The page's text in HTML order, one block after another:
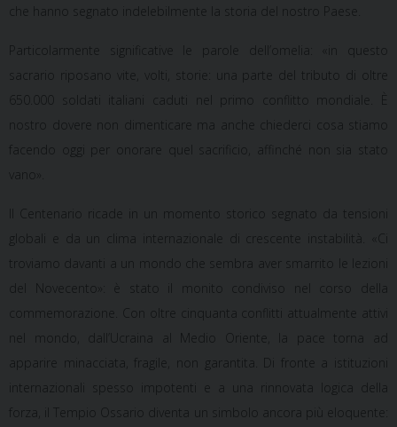
che hanno segnato indelebilmente la storia del nostro Paese.
Particolarmente significative le parole dell’omelia: «in questo
sacrario riposano
vite, volti, storie
: una parte del tributo di oltre
650.000 soldati italiani
caduti nel primo conflitto mondiale. È
nostro dovere non dimenticare ma anche chiederci cosa stiamo
facendo oggi per onorare quel sacrificio, affinché non sia stato
vano».
Il Centenario ricade in un momento storico segnato da tensioni
globali e da un
clima internazionale di crescente instabilità
troviamo davanti a un mondo che sembra aver smarrito le lezioni
del Novecento»: è stato il monito condiviso nel corso della
commemorazione. Con oltre
cinquanta conflitti attualmente attivi
nel mondo
, dall’Ucraina al Medio Oriente, la pace torna ad
apparire minacciata, fragile, non garantita . Di fronte a istituzioni
internazionali spesso impotenti e a una rinnovata logica della
forza,
il Tempio Ossario diventa un simbolo ancora più eloquente